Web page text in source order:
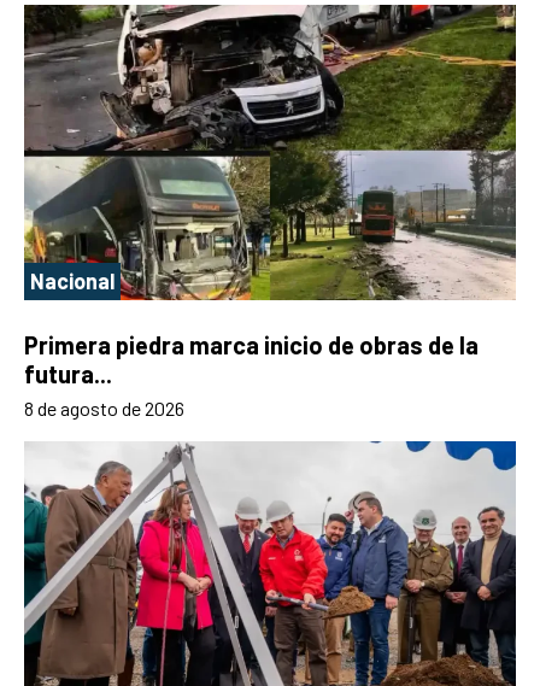
Nacional
Primera piedra marca inicio de obras de la
futura...
8 de agosto de 2026